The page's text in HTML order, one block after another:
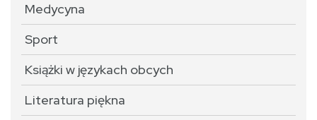
Medycyna
Sport
Książki w językach obcych
Literatura piękna